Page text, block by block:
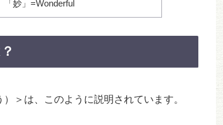
「妙」=Wonderful
＞は、このように説明されています。